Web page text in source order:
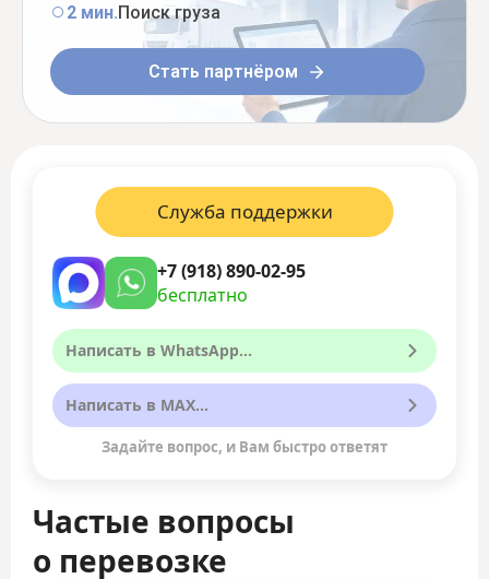
2 мин.Поиск груза
Стать партнёром
Частые вопросы
о перевозке
Служба поддержки
+7 (918) 890-02-95
бесплатно
Написать в WhatsApp...
Написать в MAX...
Задайте вопрос, и Вам быстро ответят